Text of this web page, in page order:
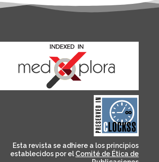
CLOCKSS is a dak archive
that ensures the long-
term survival of web-
based scholary
publications, governed by
and for its stakeholders.
Esta revista se adhiere a los principios
establecidos por el Comité de Ética de